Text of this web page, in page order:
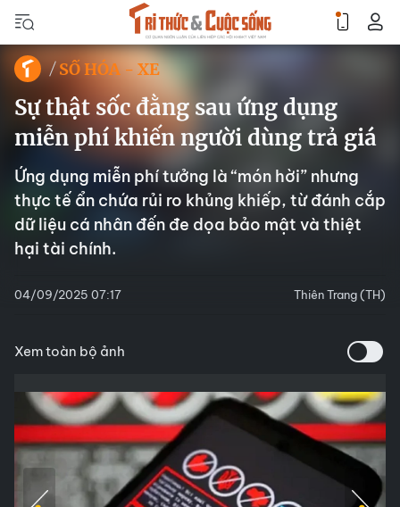
SỐ HÓA - XE
Sự thật sốc đằng sau ứng dụng
miễn phí khiến người dùng trả giá
Ứng dụng miễn phí tưởng là “món hời” nhưng
thực tế ẩn chứa rủi ro khủng khiếp, từ đánh cắp
dữ liệu cá nhân đến đe dọa bảo mật và thiệt
hại tài chính.
04/09/2025 07:17 Thiên Trang (TH)
Xem toàn bộ ảnh